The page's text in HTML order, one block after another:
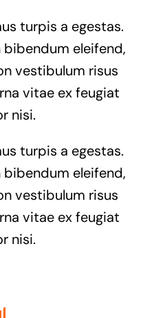
turpis a egestas.
eleifend,
vestibulum risus
vitae ex feugiat
nisi.
turpis a egestas.
eleifend,
vestibulum risus
vitae ex feugiat
nisi.